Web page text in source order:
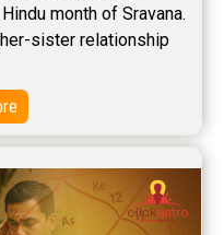
Reviews
month of Sravana.
sister relationship